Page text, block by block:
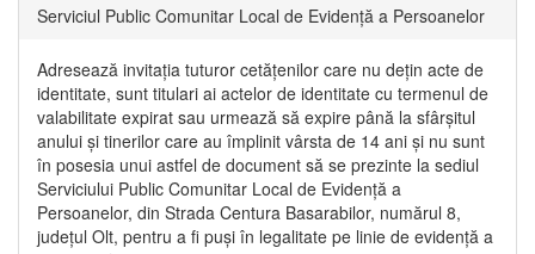
Serviciul Public Comunitar Local de Evidență a Persoanelor
Adresează invitația tuturor cetățenilor care nu dețin acte de
identitate, sunt titulari ai actelor de identitate cu termenul de
valabilitate expirat sau urmează să expire până la sfârșitul
anului și tinerilor care au împlinit vârsta de 14 ani și nu sunt
în posesia unui astfel de document să se prezinte la sediul
Serviciului Public Comunitar Local de Evidență a
Persoanelor, din Strada Centura Basarabilor, numărul 8,
județul Olt, pentru a fi puși în legalitate pe linie de evidență a